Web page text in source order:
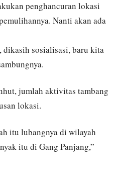
penghancuran lokasi
Nanti akan ada
dikasih sosialisasi, baru kita
jumlah aktivitas tambang
lokasi.
itu lubangnya di wilayah
itu di Gang Panjang,”